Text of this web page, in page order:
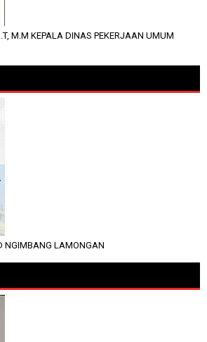
M.M KEPALA DINAS PEKERJAAN UMUM
NGIMBANG LAMONGAN